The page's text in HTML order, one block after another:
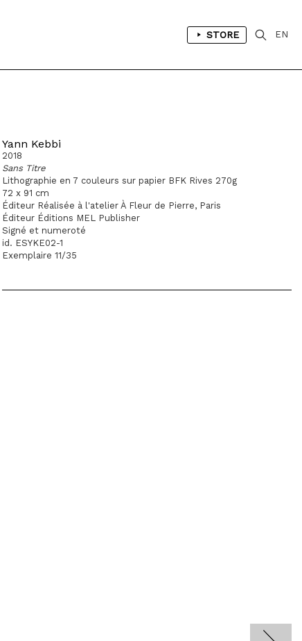
STORE EN
Yann Kebbi
2018
Sans Titre
Lithographie en 7 couleurs sur papier BFK Rives 270g
72 x 91 cm
Éditeur Réalisée à l'atelier À Fleur de Pierre, Paris
Éditeur Éditions MEL Publisher
Signé et numeroté
id. ESYKE02-1
Exemplaire 11/35